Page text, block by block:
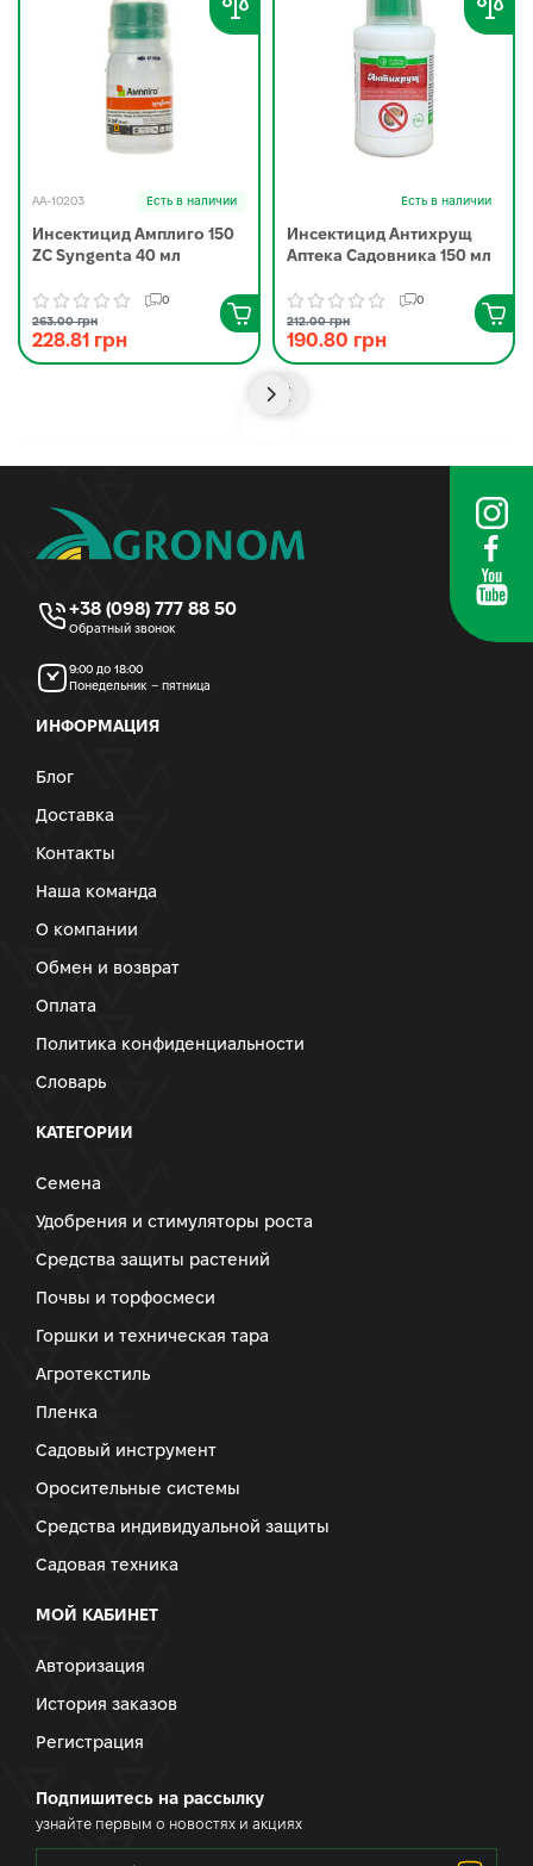
AA-10203 Есть в наличии
Инсектицид Амплиго 150
ZC Syngenta 40 мл
0
263.00 грн
228.81 грн
Есть в наличии
Инсектицид Антихрущ
Аптека Садовника 150 мл
0
212.00 грн
190.80 грн
+38 (098) 777 88 50
Обратный звонок
9:00 до 18:00
Понедельник – пятница
ИНФОРМАЦИЯ
Блог
Доставка
Контакты
Наша команда
О компании
Обмен и возврат
Оплата
Политика конфиденциальности
Словарь
КАТЕГОРИИ
Семена
Удобрения и стимуляторы роста
Средства защиты растений
Почвы и торфосмеси
Горшки и техническая тара
Агротекстиль
Пленка
Садовый инструмент
Оросительные системы
Средства индивидуальной защиты
Садовая техника
МОЙ КАБИНЕТ
Авторизация
История заказов
Регистрация
Подпишитесь на рассылку
узнайте первым о новостях и акциях